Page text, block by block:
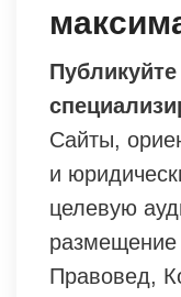
Сайты,
и
целевую
размещение
Правовед,